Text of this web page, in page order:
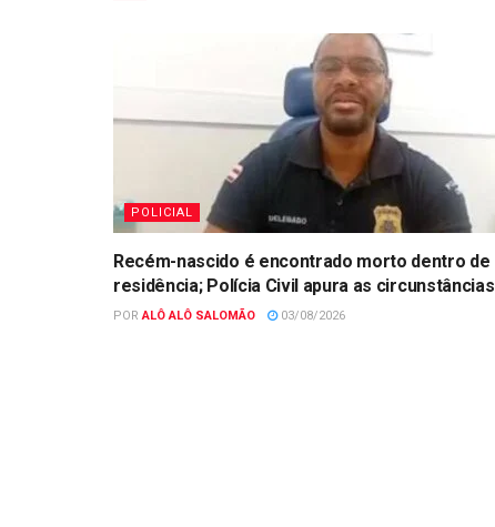
POLICIAL
Recém-nascido é encontrado morto dentro de
residência; Polícia Civil apura as circunstâncias
POR ALÔ ALÔ SALOMÃO 03/08/2026